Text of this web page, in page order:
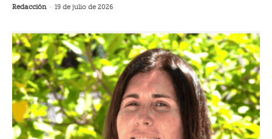
Redacción - 19 de julio de 2026